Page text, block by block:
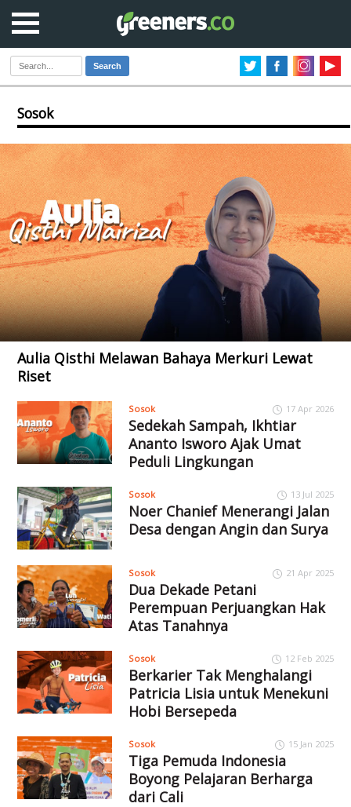
Search
Sosok
Aulia Qisthi Melawan Bahaya Merkuri Lewat
Riset
Sosok 17 Apr 2026
Sedekah Sampah, Ikhtiar
Ananto Isworo Ajak Umat
Peduli Lingkungan
Sosok 13 Jul 2025
Noer Chanief Menerangi Jalan
Desa dengan Angin dan Surya
Sosok 21 Apr 2025
Dua Dekade Petani
Perempuan Perjuangkan Hak
Atas Tanahnya
Sosok 12 Feb 2025
Berkarier Tak Menghalangi
Patricia Lisia untuk Menekuni
Hobi Bersepeda
Sosok 15 Jan 2025
Tiga Pemuda Indonesia
Boyong Pelajaran Berharga
dari Cali